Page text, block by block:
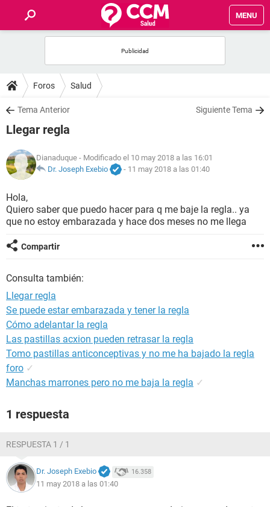
MENU
FOROS
SALUD
FAMILIA
NUTRICIÓN
BIENESTAR
Foros Salud
Tema Anterior Siguiente Tema
Llegar regla
Dianaduque - Modificado el 10 may 2018 a las 16:01
Dr. Joseph Exebio
- 11 may 2018 a las 01:40
Hola,
Quiero saber que puedo hacer para q me baje la regla.. ya
que no estoy embarazada y hace dos meses no me llega
Compartir
Consulta también:
Llegar regla
Se puede estar embarazada y tener la regla
Cómo adelantar la regla
Las pastillas acxion pueden retrasar la regla
Tomo pastillas anticonceptivas y no me ha bajado la regla
foro ✓
Manchas marrones pero no me baja la regla ✓
1 respuesta
RESPUESTA 1 / 1
Dr. Joseph Exebio 16.358
11 may 2018 a las 01:40